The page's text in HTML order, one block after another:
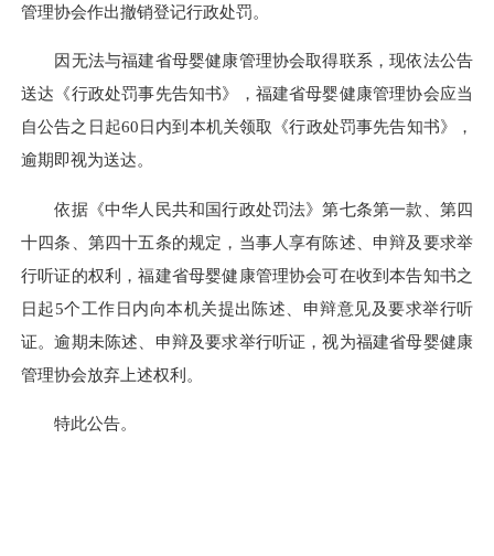
管理协会作出撤销登记行政处罚。
因无法与福建省母婴健康管理协会取得联系，现依法公告
送达《行政处罚事先告知书》，福建省母婴健康管理协会应当
自公告之日起60日内到本机关领取《行政处罚事先告知书》，
逾期即视为送达。
依据《中华人民共和国行政处罚法》第七条第一款、第四
十四条、第四十五条的规定，当事人享有陈述、申辩及要求举
行听证的权利，福建省母婴健康管理协会可在收到本告知书之
日起5个工作日内向本机关提出陈述、申辩意见及要求举行听
证。逾期未陈述、申辩及要求举行听证，视为福建省母婴健康
管理协会放弃上述权利。
特此公告。